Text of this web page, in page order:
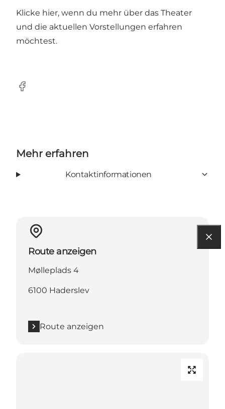
Klicke hier, wenn du mehr über das Theater
und die aktuellen Vorstellungen erfahren
möchtest.
Facebook
Mehr erfahren
Kontaktinformationen
Route anzeigen
Mølleplads 4
6100 Haderslev
Route anzeigen